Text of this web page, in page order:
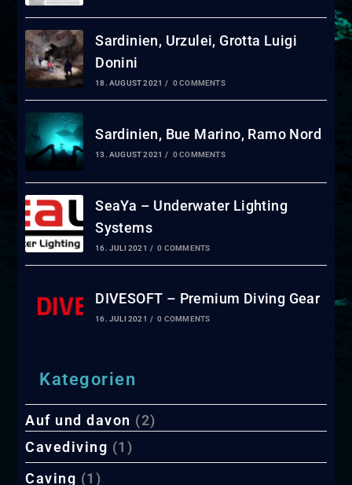
Sardinien, Urzulei, Grotta Luigi
Donini
18. AUGUST 2021 / 0 COMMENTS
Sardinien, Bue Marino, Ramo Nord
13. AUGUST 2021 / 0 COMMENTS
SeaYa – Underwater Lighting
Systems
16. JULI 2021 / 0 COMMENTS
DIVESOFT – Premium Diving Gear
16. JULI 2021 / 0 COMMENTS
Kategorien
Auf und davon (2)
Cavediving (1)
Caving (1)